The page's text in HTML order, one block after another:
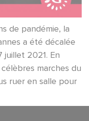
de pandémie, la
a été décalée
juillet 2021. En
marches du
ruer en salle pour